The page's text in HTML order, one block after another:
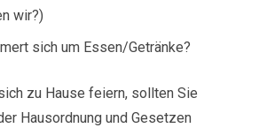
wir?)
sich um Essen/Getränke?
zu Hause feiern, sollten Sie
Hausordnung und Gesetzen